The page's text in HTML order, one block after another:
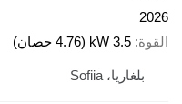
2026
القوة 3.5 kW (4.76 حصان)
بلغاريا، Sofiia